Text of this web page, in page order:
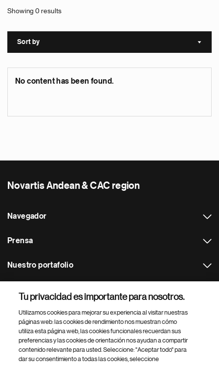
Showing 0 results
Sort by Sort
No content has been found.
Novartis Andean & CAC region
Navegador
Prensa
Nuestro portafolio
Footer Site Search
Tu privacidad es importante para nosotros.
Utilizamos cookies para mejorar su experiencia al visitar nuestras
páginas web: las cookies de rendimiento nos muestran cómo
utiliza esta página web, las cookies funcionales recuerdan sus
preferencias y las cookies de orientación nos ayudan a compartir
contenido relevante para usted. Seleccione: "Aceptar todo" para
dar su consentimiento a todas las cookies, seleccione